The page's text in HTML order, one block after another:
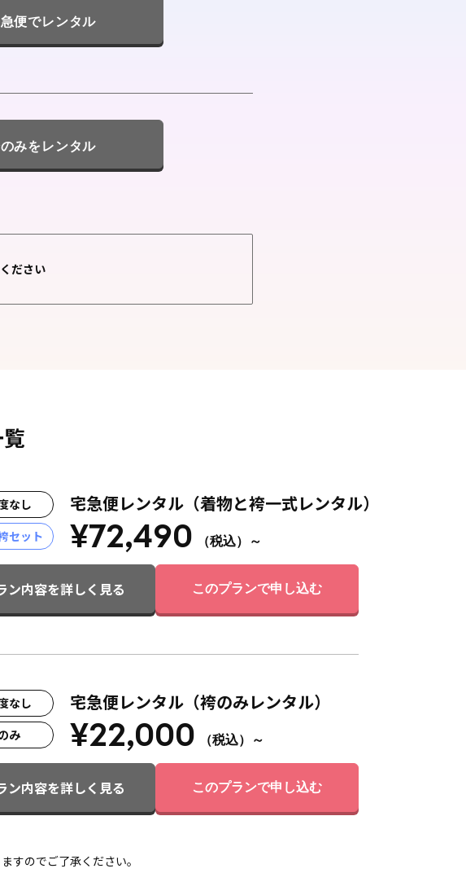
便でレンタル
みをレンタル
ださい
なし
セット
宅急便レンタル（着物と袴一式レンタル）
¥72,490 （税込）～
ン内容を詳しく見る このプランで申し込む
なし
み
宅急便レンタル（袴のみレンタル）
¥22,000 （税込）～
ン内容を詳しく見る このプランで申し込む
すのでご了承ください。